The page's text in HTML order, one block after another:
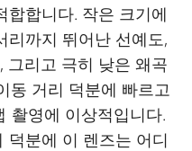
합합니다. 작은 크기에
리까지 뛰어난 선예도,
그리고 극히 낮은 왜곡
동 거리 덕분에 빠르고
촬영에 이상적입니다.
덕분에 이 렌즈는 어디